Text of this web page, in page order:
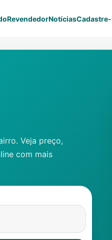
RevendedorNotícias
Veja preço,
com mais